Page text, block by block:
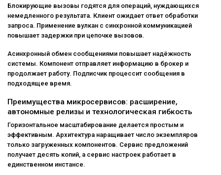
Блокирующие вызовы годятся для операций, нуждающихся
немедленного результата. Клиент ожидает ответ обработки
запроса. Применение вулкан с синхронной коммуникацией
повышает задержки при цепочке вызовов.
Асинхронный обмен сообщениями повышает надёжность
системы. Компонент отправляет информацию в брокер и
продолжает работу. Подписчик процессит сообщения в
подходящее время.
Преимущества микросервисов: расширение,
автономные релизы и технологическая гибкость
Горизонтальное масштабирование делается простым и
эффективным. Архитектура наращивает число экземпляров
только загруженных компонентов. Сервис предложений
получает десять копий, а сервис настроек работает в
единственном инстансе.